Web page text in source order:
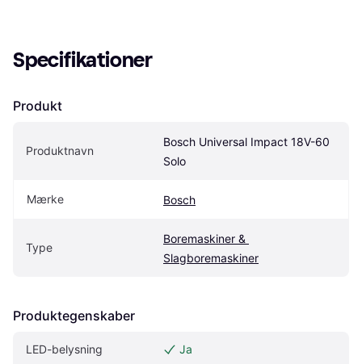
Specifikationer
Produkt
Produktnavn
Bosch Universal Impact 18V-60
Solo
Mærke Bosch
Type
Boremaskiner &
Slagboremaskiner
Produktegenskaber
LED-belysning Ja